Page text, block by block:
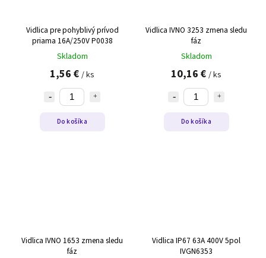
Vidlica pre pohyblivý prívod
priama 16A/250V P0038
Skladom
1,56 € / ks
Do košíka
Vidlica IVNO 3253 zmena sledu
fáz
Skladom
10,16 € / ks
Do košíka
Vidlica IVNO 1653 zmena sledu
fáz
Vidlica IP67 63A 400V 5pol
IVGN6353